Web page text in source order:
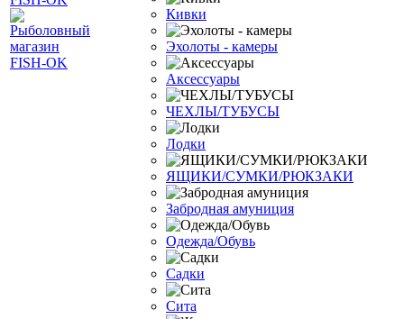
Кивки
Эхолоты - камеры
Аксессуары
ЧЕХЛЫ/ТУБУСЫ
Лодки
ЯЩИКИ/СУМКИ/РЮКЗАКИ
Забродная амуниция
Одежда/Обувь
Садки
Сита